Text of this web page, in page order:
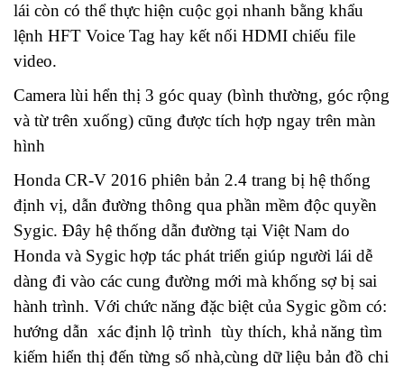
lái còn có thể thực hiện cuộc gọi nhanh bằng khẩu
lệnh HFT Voice Tag hay kết nối HDMI chiếu file
video.
Camera lùi hển thị 3 góc quay (bình thường, góc rộng
và từ trên xuống) cũng được tích hợp ngay trên màn
hình
Honda CR-V 2016 phiên bản 2.4 trang bị hệ thống
định vị, dẫn đường thông qua phần mềm độc quyền
Sygic. Đây hệ thống dẫn đường tại Việt Nam do
Honda và Sygic hợp tác phát triển giúp người lái dễ
dàng đi vào các cung đường mới mà khống sợ bị sai
hành trình. Với chức năng đặc biệt của Sygic gồm có:
hướng dẫn xác định lộ trình tùy thích, khả năng tìm
kiếm hiển thị đến từng số nhà,cùng dữ liệu bản đồ chi